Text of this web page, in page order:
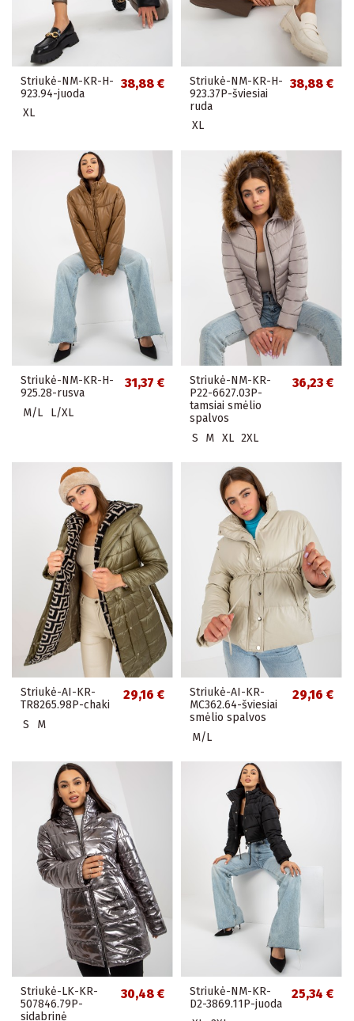
Striukė-NM-KR-H-
923.94-juoda
38,88 €
XL
Striukė-NM-KR-H-
923.37P-šviesiai
ruda
38,88 €
XL
Striukė-NM-KR-H-
925.28-rusva
31,37 €
M/L L/XL
Striukė-NM-KR-
P22-6627.03P-
tamsiai smėlio
spalvos
36,23 €
S M XL 2XL
Striukė-AI-KR-
TR8265.98P-chaki
29,16 €
S M
Striukė-AI-KR-
MC362.64-šviesiai
smėlio spalvos
29,16 €
M/L
Striukė-LK-KR-
507846.79P-
sidabrinė
30,48 €
Striukė-NM-KR-
D2-3869.11P-juoda
25,34 €